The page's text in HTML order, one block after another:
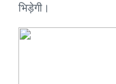
भिड़ेगी।